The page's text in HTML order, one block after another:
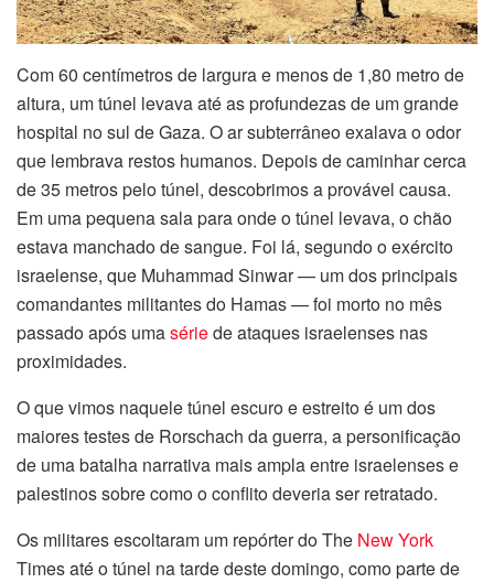
panel
panel
Panel
panel
Panel
panel
panel
panel
Panel
panel
panel
Com 60 centímetros de largura e menos de 1,80 metro de
altura, um túnel levava até as profundezas de um grande
hospital no sul de Gaza. O ar subterrâneo exalava o odor
que lembrava restos humanos. Depois de caminhar cerca
de 35 metros pelo túnel, descobrimos a provável causa.
Em uma pequena sala para onde o túnel levava, o chão
estava manchado de sangue. Foi lá, segundo o exército
israelense, que Muhammad Sinwar — um dos principais
comandantes militantes do Hamas — foi morto no mês
passado após umasériede ataques israelenses nas
proximidades.
O que vimos naquele túnel escuro e estreito é um dos
maiores testes de Rorschach da guerra, a personificação
de uma batalha narrativa mais ampla entre israelenses e
palestinos sobre como o conflito deveria ser retratado.
Os militares escoltaram um repórter do The New York
Times até o túnel na tarde deste domingo, como parte de